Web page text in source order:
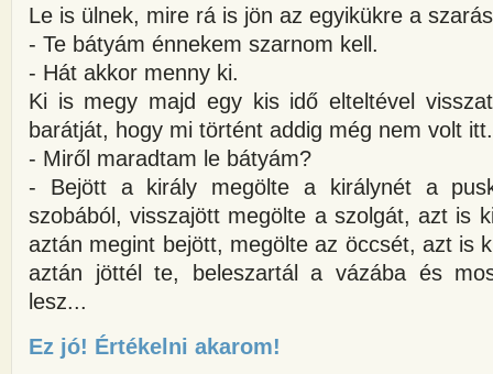
Le is ülnek, mire rá is jön az egyikükre a
- Te bátyám énnekem szarnom kell.
- Hát akkor menny ki.
Ki is megy majd egy kis idő elteltével
barátját, hogy mi történt addig még nem volt itt.
- Miről maradtam le bátyám?
- Bejött a király megölte a királynét a
szobából, visszajött megölte a szolgát, azt is
aztán megint bejött, megölte az öccsét, azt is
aztán jöttél te, beleszartál a vázába és
lesz...
Ez jó! Értékelni akarom!